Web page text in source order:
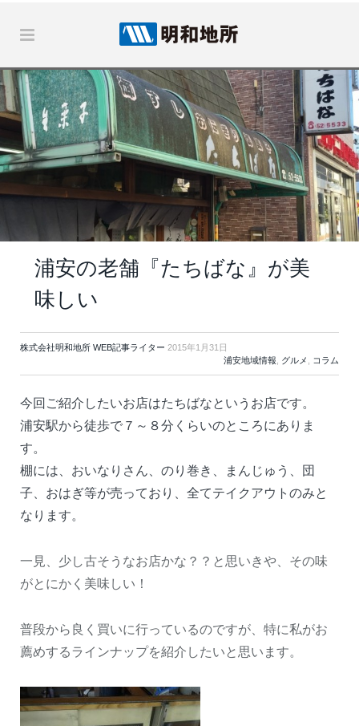
浦安の老舗『たちばな』が美
味しい
株式会社明和地所 WEB記事ライター 2015年1月31日
浦安地域情報, グルメ , コラム
今回ご紹介したいお店はたちばなというお店です。
浦安駅から徒歩で７～８分くらいのところにありま
す。
棚には、おいなりさん、のり巻き、まんじゅう、団
子、おはぎ等が売っており、全てテイクアウトのみと
なります。
一見、少し古そうなお店かな？？と思いきや、その味
がとにかく美味しい！
普段から良く買いに行っているのですが、特に私がお
薦めするラインナップを紹介したいと思います。